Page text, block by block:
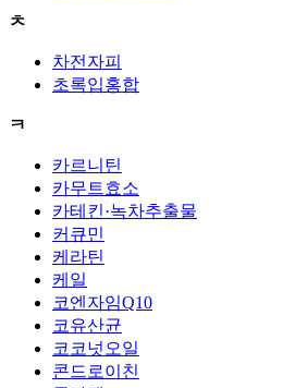
ㅊ
차전자피
초록입홍합
ㅋ
카르니틴
카무트효소
카테킨·녹차추출물
커큐민
케라틴
케일
코엔자임Q10
코유산균
코코넛오일
콘드로이친